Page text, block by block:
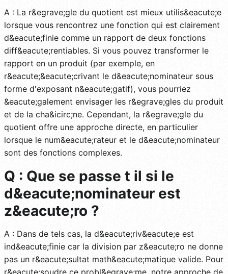
A : La r&egrave;gle du quotient est mieux utilis&eacute;e
lorsque vous rencontrez une fonction qui est clairement
d&eacute;finie comme un rapport de deux fonctions
diff&eacute;rentiables. Si vous pouvez transformer le
rapport en un produit (par exemple, en
r&eacute;&eacute;crivant le d&eacute;nominateur sous
forme d'exposant n&eacute;gatif), vous pourriez
&eacute;galement envisager les r&egrave;gles du produit
et de la cha&icirc;ne. Cependant, la r&egrave;gle du
quotient offre une approche directe, en particulier
lorsque le num&eacute;rateur et le d&eacute;nominateur
sont des fonctions complexes.
Q : Que se passe t il si le
d&eacute;nominateur est
z&eacute;ro ?
A : Dans de tels cas, la d&eacute;riv&eacute;e est
ind&eacute;finie car la division par z&eacute;ro ne donne
pas un r&eacute;sultat math&eacute;matique valide. Pour
r&eacute;soudre ce probl&egrave;me, notre approche de